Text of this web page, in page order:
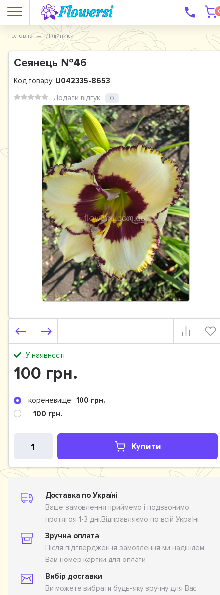
Головна Лілійники
Сеянець №46
Код товару: U042335-8653
Додати відгук
0
У наявності
100 грн.
кореневище
100 грн.
100 грн.
Купити
Доставка по Україні
Ваше замовлення приймемо і подзвонимо
протягоя 1-3 дні.Відправляємо по всій УкраЇні
Зручна оплата
Після підтвердження замовлення ми надішлем
Вам номер картки для оплати
Вибір доставки
Ви можете вибрати будь-яку зручну для Вас